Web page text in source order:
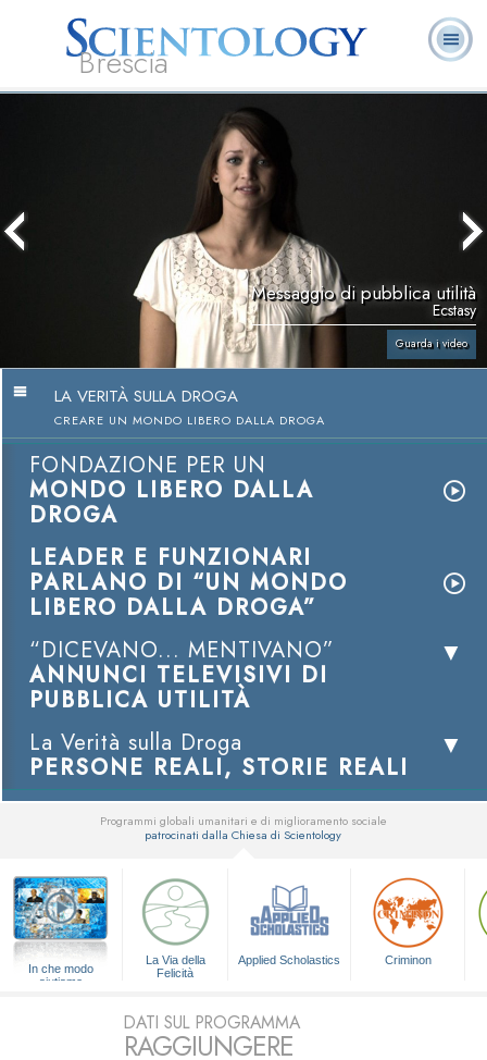
Brescia
Scientology?
Messaggio di pubblica utilità
Ecstasy
Guarda i video
LA VERITÀ SULLA DROGA
CREARE UN MONDO LIBERO DALLA DROGA
FONDAZIONE PER UN
MONDO LIBERO DALLA
DROGA
LEADER E FUNZIONARI
PARLANO DI “UN MONDO
LIBERO DALLA DROGA”
“DICEVANO... MENTIVANO”
ANNUNCI TELEVISIVI DI
PUBBLICA UTILITÀ
La Verità sulla Droga
PERSONE REALI, STORIE REALI
Programmi globali umanitari e di miglioramento sociale
patrocinati dalla Chiesa di Scientology
In che modo
aiutiamo
La Via della
Felicità
Applied Scholastics Criminon
DATI SUL PROGRAMMA
RAGGIUNGERE